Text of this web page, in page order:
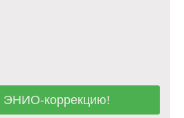
ЭНИО-коррекцию!